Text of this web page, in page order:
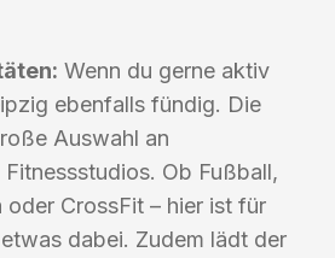
Wenn du gerne aktiv
ebenfalls fündig. Die
Auswahl an
Ob Fußball,
oder CrossFit – hier ist für
dabei. Zudem lädt der